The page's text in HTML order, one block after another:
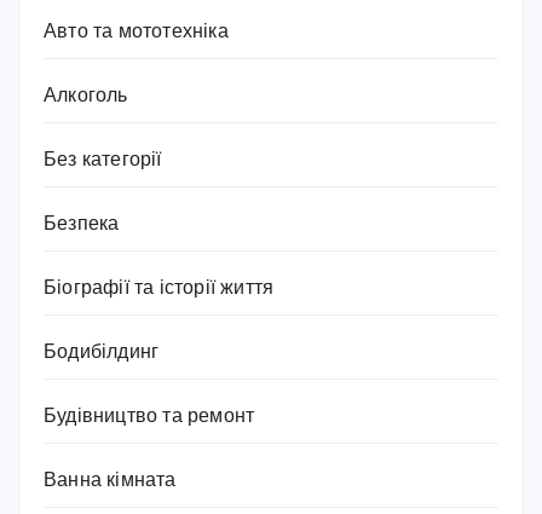
Авто та мототехніка
Алкоголь
Без категорії
Безпека
Біографії та історії життя
Бодибілдинг
Будівництво та ремонт
Ванна кімната